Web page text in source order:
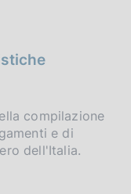
compilazione
e di
dell'Italia.